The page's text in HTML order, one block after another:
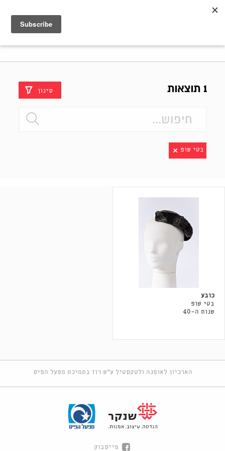
1 תוצאות סינון
בטי שופ
כובע
בטי שופ
שנות ה-40
הארכיון לאופנה ולטקסטיל ע"ש רוז בתמיכת מפעל הפיס
פייסבוק